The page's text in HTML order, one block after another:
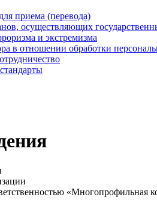
приема (перевода)
осуществляющих
и экстремизма
в отношении обработки
«Многопрофильная